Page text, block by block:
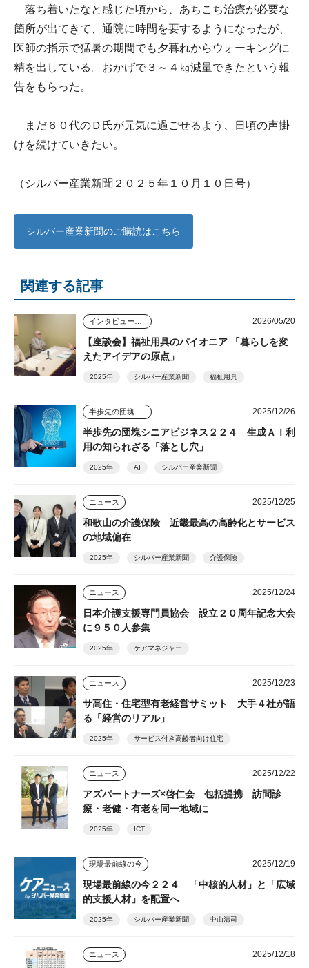
落ち着いたなと感じた頃から、あちこち治療が必要な
箇所が出てきて、通院に時間を要するようになったが、
医師の指示で猛暑の期間でも夕暮れからウォーキングに
精を出している。おかげで３～４㎏減量できたという報
告をもらった。
まだ６０代のＤ氏が元気に過ごせるよう、日頃の声掛
けを続けていきたい。
（シルバー産業新聞２０２５年１０月１０日号）
シルバー産業新聞のご購読はこちら
関連する記事
2026/05/20
【座談会】福祉用具のパイオニア 「暮らしを変
えたアイデアの原点」
2025年 シルバー産業新聞 福祉用具
2025/12/26
半歩先の団塊シニアビジネス２２４ 生成ＡＩ利
用の知られざる「落とし穴」
2025年 AI シルバー産業新聞
ニュース 2025/12/25
和歌山の介護保険 近畿最高の高齢化とサービス
の地域偏在
2025年 シルバー産業新聞 介護保険
ニュース 2025/12/24
日本介護支援専門員協会 設立２０周年記念大会
に９５０人参集
2025年 ケアマネジャー
ニュース 2025/12/23
サ高住・住宅型有老経営サミット 大手４社が語
る「経営のリアル」
2025年 サービス付き高齢者向け住宅
ニュース 2025/12/22
アズパートナーズ×啓仁会 包括提携 訪問診
療・老健・有老を同一地域に
2025年 ICT
現場最前線の今 2025/12/19
現場最前線の今２２４ 「中核的人材」と「広域
的支援人材」を配置へ
2025年 シルバー産業新聞 中山清司
ニュース 2025/12/18